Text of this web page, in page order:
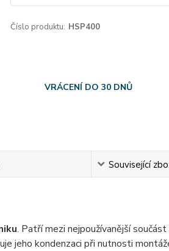
Číslo produktu: HSP400
VRÁCENÍ DO 30 DNŮ
Související
. Patří mezi nejpoužívanější
jeho kondenzaci při nutnosti